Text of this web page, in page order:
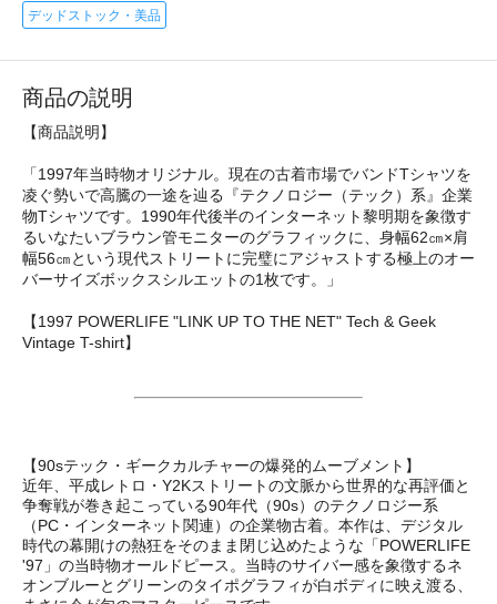
デッドストック・美品
商品の説明
【商品説明】
「1997年当時物オリジナル。現在の古着市場でバンドTシャツを
凌ぐ勢いで高騰の一途を辿る『テクノロジー（テック）系』企業
物Tシャツです。1990年代後半のインターネット黎明期を象徴す
るいなたいブラウン管モニターのグラフィックに、身幅62㎝×肩
幅56㎝という現代ストリートに完璧にアジャストする極上のオー
バーサイズボックスシルエットの1枚です。」
【1997 POWERLIFE "LINK UP TO THE NET" Tech & Geek
Vintage T-shirt】
【90sテック・ギークカルチャーの爆発的ムーブメント】
近年、平成レトロ・Y2Kストリートの文脈から世界的な再評価と
争奪戦が巻き起こっている90年代（90s）のテクノロジー系
（PC・インターネット関連）の企業物古着。本作は、デジタル
時代の幕開けの熱狂をそのまま閉じ込めたような「POWERLIFE
'97」の当時物オールドピース。当時のサイバー感を象徴するネ
オンブルーとグリーンのタイポグラフィが白ボディに映え渡る、